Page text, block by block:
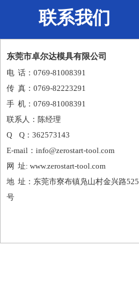
联系我们
东莞市卓尔达模具有限公司
电 话：0769-81008391
传 真：0769-82223291
手 机：0769-81008391
联系人：陈经理
Q Q：362573143
E-mail：info@zerostart-tool.com
网 址: www.zerostart-tool.com
地 址：东莞市寮布镇凫山村金兴路525
号